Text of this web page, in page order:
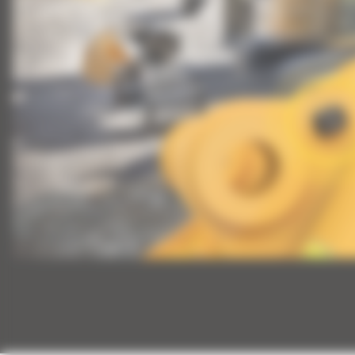
Głowica obrotowo-wychylna TRS10: 555-1564
Głowica obrotowo-wychylna TRS14: 555-1567
Głowica obrotowo-wychylna TRS14: 555-1569
Głowica obrotowo-wychylna TRS14: 555-1571
Głowica obrotowo-wychylna TRS23: 558-